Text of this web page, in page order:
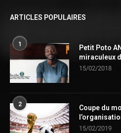
ARTICLES POPULAIRES
1
Petit Poto
miraculeux
15/02/2018
2
Coupe du
15/02/2019